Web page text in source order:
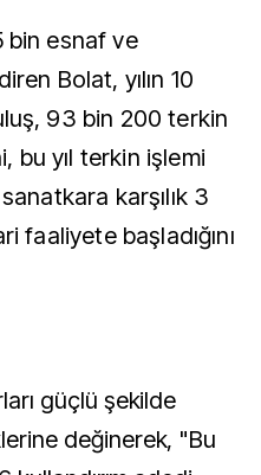
bin esnaf ve
Bolat, yılın 10
93 bin 200 terkin
bu yıl terkin işlemi
karşılık 3
faaliyete başladığını
güçlü şekilde
değinerek, "Bu